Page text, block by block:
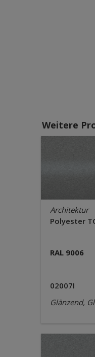
Weitere
Architektur
Polyester
RAL 9006
02007I
Glänzend,